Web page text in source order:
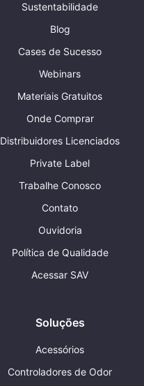
Sustentabilidade
Blog
Cases de Sucesso
Webinars
Materiais Gratuitos
Onde Comprar
Distribuidores Licenciados
Private Label
Trabalhe Conosco
Contato
Ouvidoria
Política de Qualidade
Acessar SAV
Soluções
Acessórios
Controladores de Odor